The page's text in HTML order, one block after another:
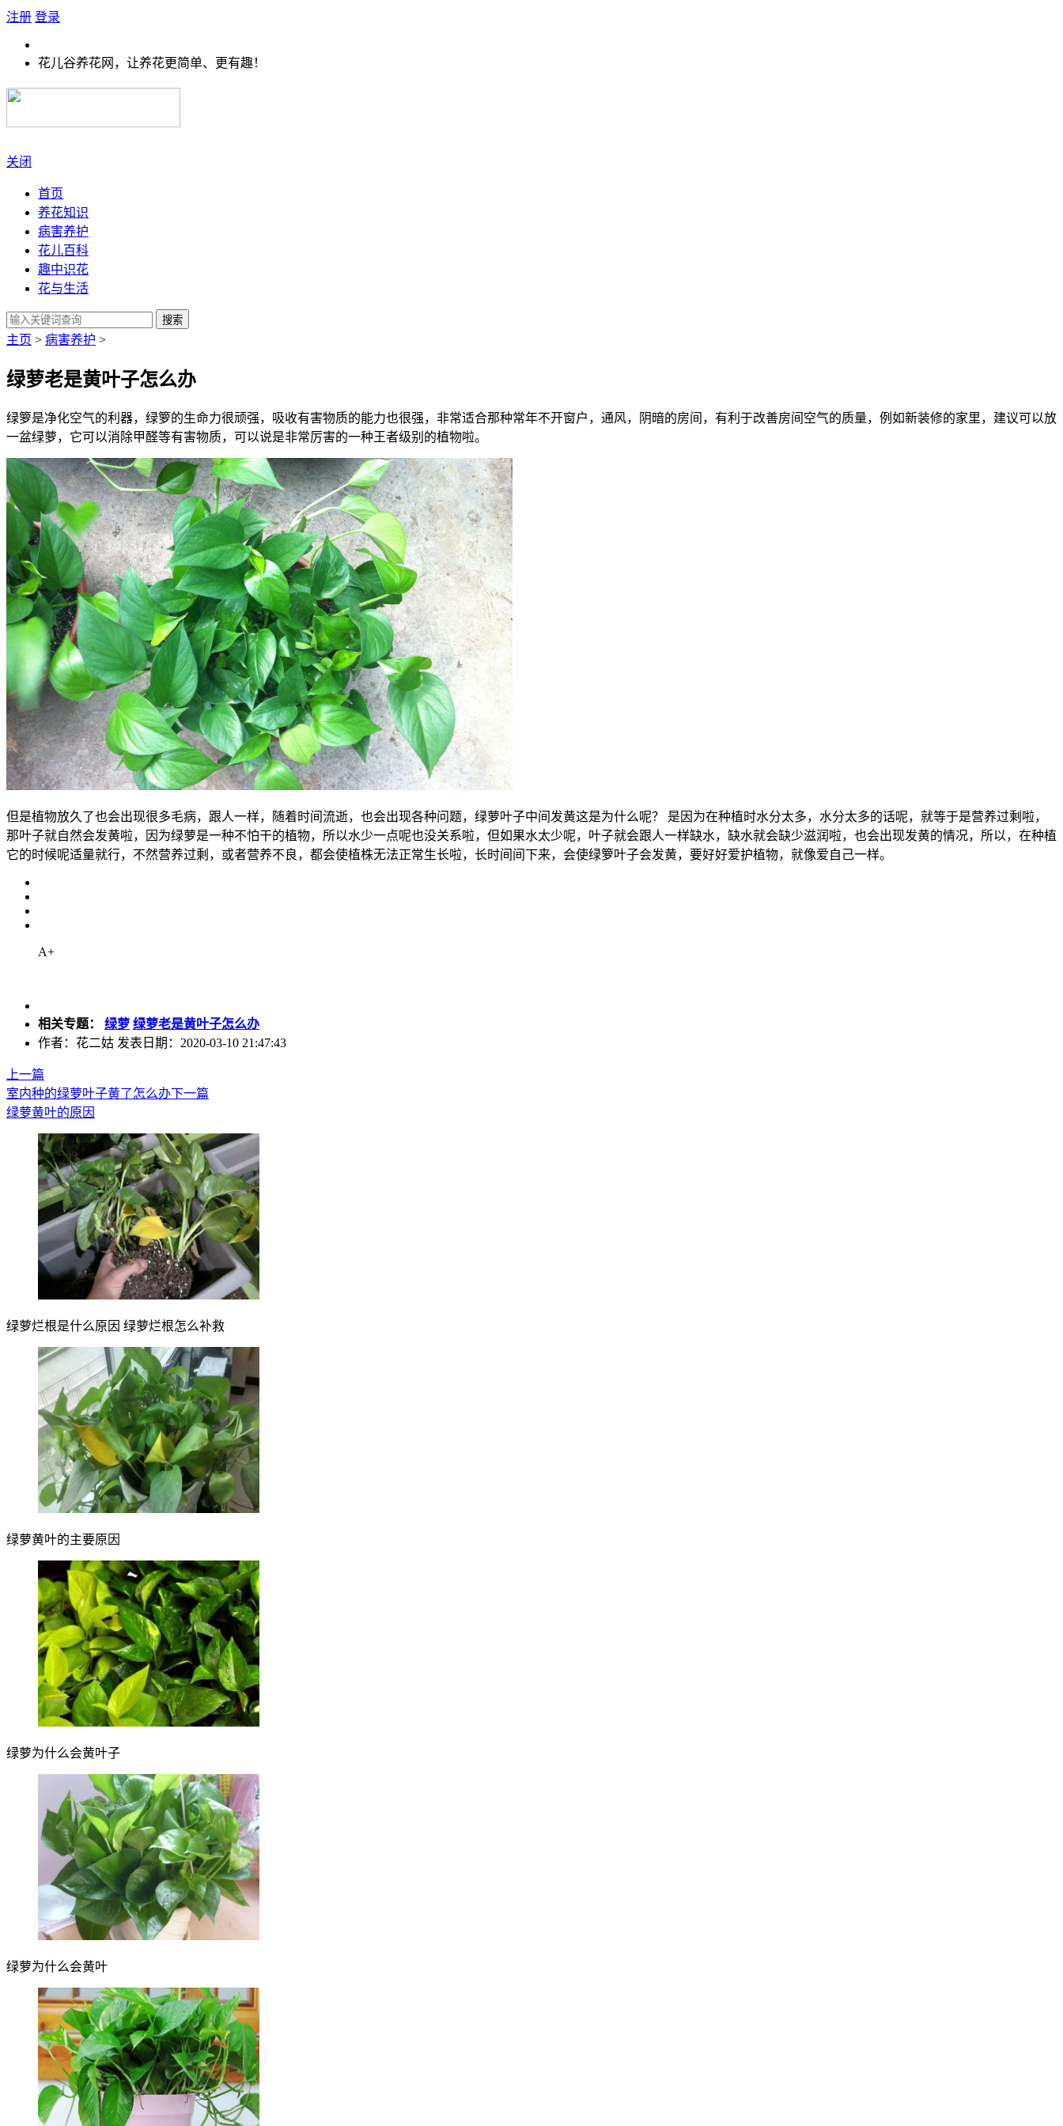
注册 登录
花儿谷养花网，让养花更简单、更有趣！
关闭
首页
养花知识
病害养护
花儿百科
趣中识花
花与生活
搜索
主页 > 病害养护 >
绿萝老是黄叶子怎么办
绿箩是净化空气的利器，绿箩的生命力很顽强，吸收有害物质的能力也很强，非常适合那种常年不开窗户，通风，阴暗的房间，有利于改善房间空气的质量，例如新装修的家里，建议可以放
一盆绿萝，它可以消除甲醛等有害物质，可以说是非常厉害的一种王者级别的植物啦。
但是植物放久了也会出现很多毛病，跟人一样，随着时间流逝，也会出现各种问题，绿萝叶子中间发黄这是为什么呢？ 是因为在种植时水分太多，水分太多的话呢，就等于是营养过剩啦，
那叶子就自然会发黄啦，因为绿萝是一种不怕干的植物，所以水少一点呢也没关系啦，但如果水太少呢，叶子就会跟人一样缺水，缺水就会缺少滋润啦，也会出现发黄的情况，所以，在种植
它的时候呢适量就行，不然营养过剩，或者营养不良，都会使植株无法正常生长啦，长时间间下来，会使绿箩叶子会发黄，要好好爱护植物，就像爱自己一样。
A+
相关专题： 绿萝 绿萝老是黄叶子怎么办
作者：花二姑 发表日期：2020-03-10 21:47:43
上一篇
室内种的绿萝叶子黄了怎么办下一篇
绿萝黄叶的原因
绿萝烂根是什么原因 绿萝烂根怎么补救
绿萝黄叶的主要原因
绿萝为什么会黄叶子
绿萝为什么会黄叶